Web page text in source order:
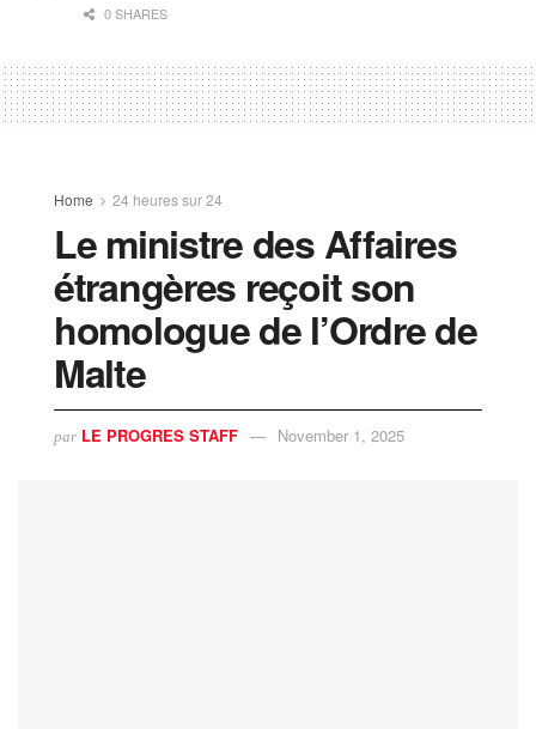
0 SHARES
Home 24 heures sur 24
Le ministre des Affaires
étrangères reçoit son
homologue de l’Ordre de
Malte
par LE PROGRES STAFF November 1, 2025